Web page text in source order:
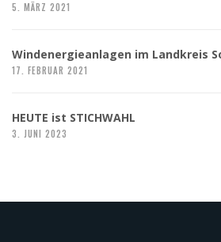
5. MÄRZ 2021
Windenergieanlagen im Landkreis
17. FEBRUAR 2021
HEUTE ist STICHWAHL
3. JUNI 2023